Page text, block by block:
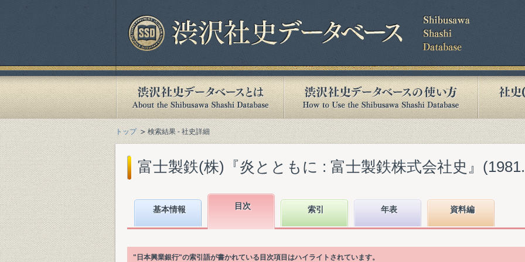
トップ 検索結果 - 社史詳細
富士製鉄(株)『炎とともに : 富士製鉄株式会社史』
基本情報 目次 索引 年表 資料編
"日本興業銀行"の索引語が書かれている目次項目はハイライトされています。